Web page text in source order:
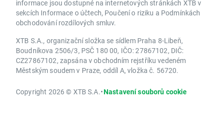
informace jsou dostupné na internetových stránkách XTB v
sekcích Informace o účtech, Poučení o riziku a Podmínkách
obchodování rozdílových smluv.
XTB S.A., organizační složka se sídlem Praha 8-Libeň,
Boudníkova 2506/3, PSČ 180 00, IČO: 27867102, DIČ:
CZ27867102, zapsána v obchodním rejstříku vedeném
Městským soudem v Praze, oddíl A, vložka č. 56720.
Copyright 2026 © XTB S.A.•Nastavení souborů cookie